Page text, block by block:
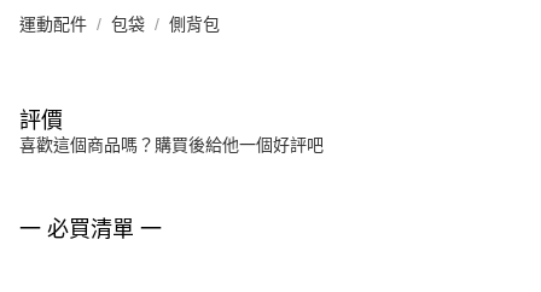
運動配件 包袋 側背包
評價
喜歡這個商品嗎？購買後給他一個好評吧
一 必買清單 一